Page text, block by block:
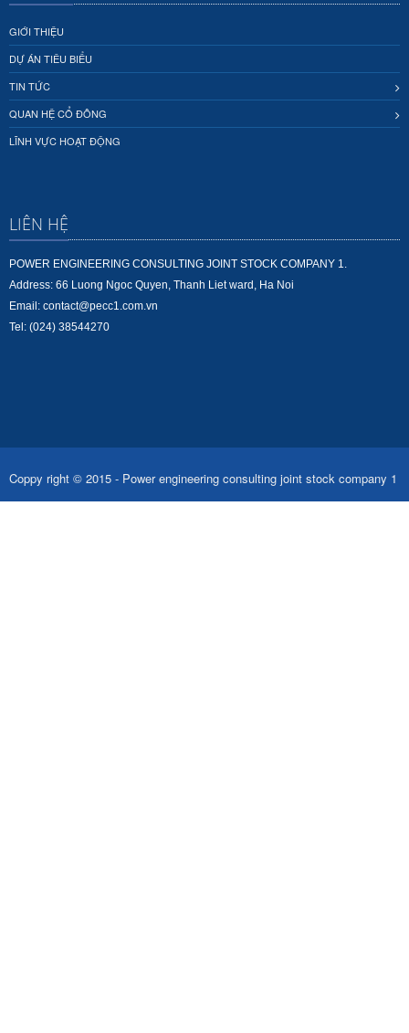
GIỚI THIỆU
DỰ ÁN TIÊU BIỂU
TIN TỨC
QUAN HỆ CỔ ĐÔNG
LĨNH VỰC HOẠT ĐỘNG
LIÊN HỆ
POWER ENGINEERING CONSULTING JOINT STOCK COMPANY 1.
Address: 66 Luong Ngoc Quyen, Thanh Liet ward, Ha Noi
Email: contact@pecc1.com.vn
Tel: (024) 38544270
Coppy right © 2015 - Power engineering consulting joint stock company 1